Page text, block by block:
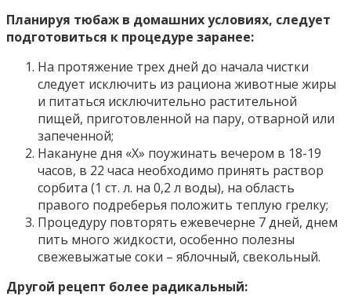
Планируя тюбаж в домашних условиях, следует
подготовиться к процедуре заранее:
На протяжение трех дней до начала чистки
следует исключить из рациона животные жиры
и питаться исключительно растительной
пищей, приготовленной на пару, отварной или
запеченной;
Накануне дня «Х» поужинать вечером в 18-19
часов, в 22 часа необходимо принять раствор
сорбита (1 ст. л. на 0,2 л воды), на область
правого подреберья положить теплую грелку;
Процедуру повторять ежевечерне 7 дней, днем
пить много жидкости, особенно полезны
свежевыжатые соки – яблочный, свекольный.
Другой рецепт более радикальный: